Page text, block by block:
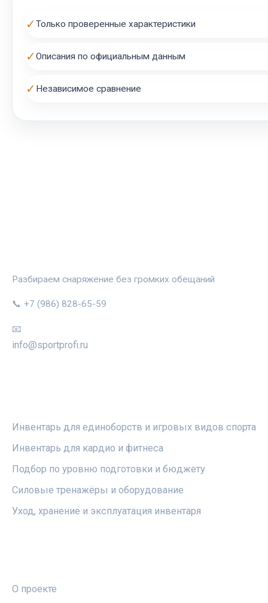
✓Только проверенные характеристики
✓Описания по официальным данным
✓ Независимое сравнение
Разбираем снаряжение без громких обещаний
📞 +7 (986) 828-65-59
📧
info@sportprofi.ru
Инвентарь для единоборств и игровых видов спорта
Инвентарь для кардио и фитнеса
Подбор по уровню подготовки и бюджету
Силовые тренажёры и оборудование
Уход, хранение и эксплуатация инвентаря
О проекте